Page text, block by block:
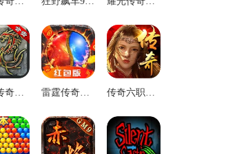
合击传奇英雄版 雷霆传奇红包版 传奇六职业铭文版